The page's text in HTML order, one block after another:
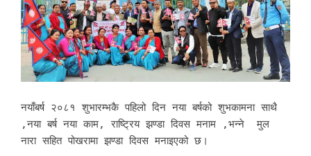
नयाँबर्ष २०८१ शुभारम्भकै पहिलो दिन नया बर्षको शुभकामना साथै
,नया बर्ष नया काम, राष्ट्रिय झण्डा दिवस मनाम ,भन्ने मुल
नारा सहित पोखरामा झण्डा दिवस मनाइएको छ।